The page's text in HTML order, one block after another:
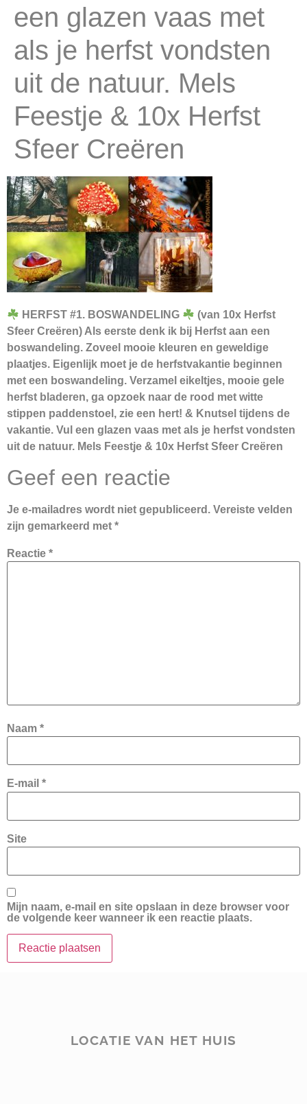
een glazen vaas met
als je herfst vondsten
uit de natuur. Mels
Feestje & 10x Herfst
Sfeer Creëren
HERFST #1. BOSWANDELING
(van 10x Herfst
Sfeer Creëren) Als eerste denk ik bij Herfst aan een
boswandeling. Zoveel mooie kleuren en geweldige
plaatjes. Eigenlijk moet je de herfstvakantie beginnen
met een boswandeling. Verzamel eikeltjes, mooie gele
herfst bladeren, ga opzoek naar de rood met witte
stippen paddenstoel, zie een hert! & Knutsel tijdens de
vakantie. Vul een glazen vaas met als je herfst vondsten
uit de natuur. Mels Feestje & 10x Herfst Sfeer Creëren
Geef een reactie
Je e-mailadres wordt niet gepubliceerd. Vereiste velden
zijn gemarkeerd met *
Reactie *
Naam *
E-mail *
Site
Mijn naam, e-mail en site opslaan in deze browser voor
de volgende keer wanneer ik een reactie plaats.
LOCATIE VAN HET HUIS